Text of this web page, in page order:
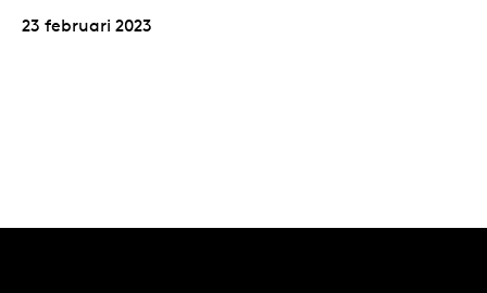
23 februari 2023